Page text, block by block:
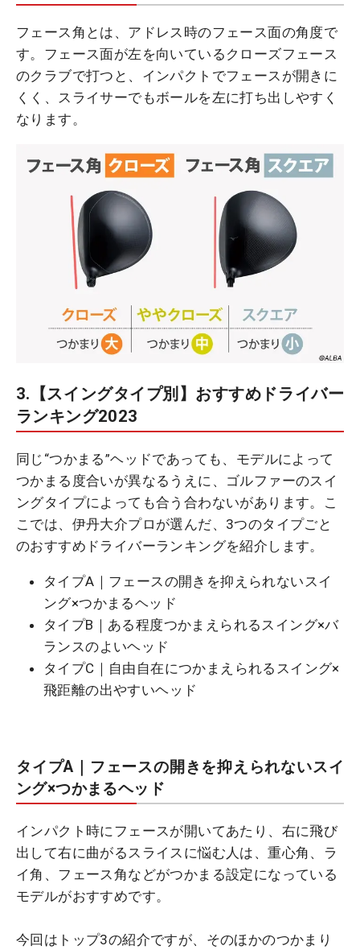
フェース角とは、アドレス時のフェース面の角度で
す。フェース面が左を向いているクローズフェース
のクラブで打つと、インパクトでフェースが開きに
くく、スライサーでもボールを左に打ち出しやすく
なります。
3.【スイングタイプ別】おすすめドライバー
ランキング2023
同じ“つかまる”ヘッドであっても、モデルによって
つかまる度合いが異なるうえに、ゴルファーのスイ
ングタイプによっても合う合わないがあります。こ
こでは、伊丹大介プロが選んだ、3つのタイプごと
のおすすめドライバーランキングを紹介します。
タイプA｜フェースの開きを抑えられないスイ
ング×つかまるヘッド
タイプB｜ある程度つかまえられるスイング×バ
ランスのよいヘッド
タイプC｜自由自在につかまえられるスイング×
飛距離の出やすいヘッド
タイプA｜フェースの開きを抑えられないスイ
ング×つかまるヘッド
インパクト時にフェースが開いてあたり、右に飛び
出して右に曲がるスライスに悩む人は、重心角、ラ
イ角、フェース角などがつかまる設定になっている
モデルがおすすめです。
今回はトップ3の紹介ですが、そのほかのつかまり